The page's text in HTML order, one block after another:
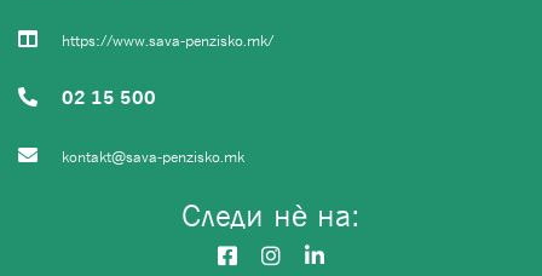
Следи нѐ на:
https://www.sava-penzisko.mk/
02 15 500
kontakt@sava-penzisko.mk